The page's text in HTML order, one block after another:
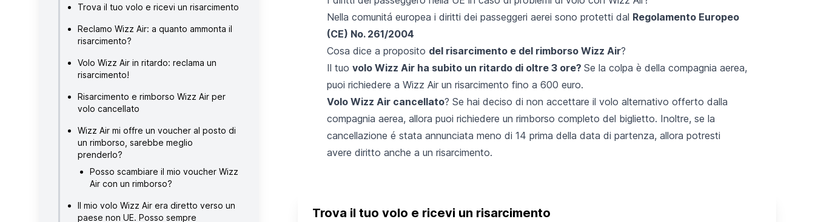
Trova il tuo volo e ricevi un risarcimento
Reclamo Wizz Air: a quanto ammonta il
risarcimento?
Volo Wizz Air in ritardo: reclama un
risarcimento!
Risarcimento e rimborso Wizz Air per
volo cancellato
Wizz Air mi offre un voucher al posto di
un rimborso, sarebbe meglio
prenderlo?
Posso scambiare il mio voucher Wizz
Air con un rimborso?
Il mio volo Wizz Air era diretto verso un
paese non UE. Posso sempre
Nella comunitá europea i diritti dei passeggeri aerei sono protetti dal Regolamento Europeo
(CE) No. 261/2004
Cosa dice a proposito del risarcimento e del rimborso Wizz Air?
Il tuo volo Wizz Air ha subito un ritardo di oltre 3 ore? Se la colpa è della compagnia aerea,
puoi richiedere a Wizz Air un risarcimento fino a 600 euro.
Volo Wizz Air cancellato? Se hai deciso di non accettare il volo alternativo offerto dalla
compagnia aerea, allora puoi richiedere un rimborso completo del biglietto. Inoltre, se la
cancellazione é stata annunciata meno di 14 prima della data di partenza, allora potresti
avere diritto anche a un risarcimento.
Trova il tuo volo e ricevi un risarcimento